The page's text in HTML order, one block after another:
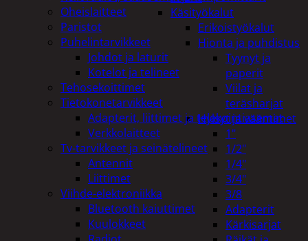
Käsityökalut
Erikoistyökalut
Hionta ja puhdistus
Tyynyt ja
paperit
Viilat ja
teräsharjat
Hylsyt ja vääntimet
1"
1/2"
1/4"
3/4"
3/8
Adapterit
Kärkisarjat
Oheislaitteet
Paristot
Puhelintarvikkeet
Johdot ja laturit
Kotelot ja telineet
Tehosekoittimet
Tietokonetarvikkeet
Adapterit, liittimet ja telakointiasemat
Verkkolaitteet
Tv-tarvikkeet ja seinätelineet
Antennit
Liittimet
Viihde-elektroniikka
Bluetooth kaiuttimet
Kuulokkeet